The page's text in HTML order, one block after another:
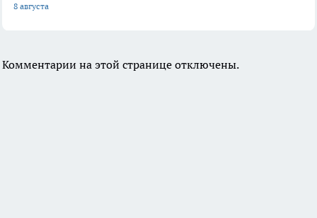
8 августа
Комментарии на этой странице отключены.